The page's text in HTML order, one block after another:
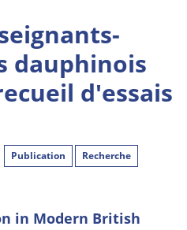
dauphinois
d'essais
Publication Recherche
in Modern British